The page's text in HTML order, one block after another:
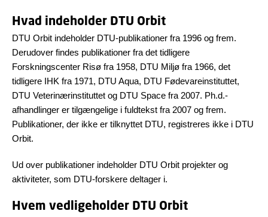
Hvad indeholder DTU Orbit
DTU Orbit indeholder DTU-publikationer fra 1996 og frem.
Derudover findes publikationer fra det tidligere
Forskningscenter Risø fra 1958, DTU Miljø fra 1966, det
tidligere IHK fra 1971, DTU Aqua, DTU Fødevareinstituttet,
DTU Veterinærinstituttet og DTU Space fra 2007. Ph.d.-
afhandlinger er tilgængelige i fuldtekst fra 2007 og frem.
Publikationer, der ikke er tilknyttet DTU, registreres ikke i DTU
Orbit.
Ud over publikationer indeholder DTU Orbit projekter og
aktiviteter, som DTU-forskere deltager i.
Hvem vedligeholder DTU Orbit